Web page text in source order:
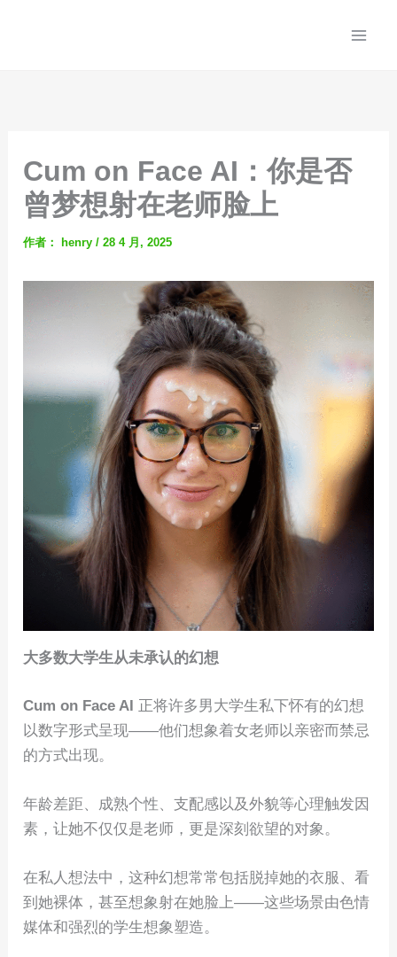
Cum on Face AI：你是否
曾梦想射在老师脸上
作者： henry/28 4 月, 2025
大多数大学生从未承认的幻想
Cum on Face AI 正将许多男大学生私下怀有的幻想
以数字形式呈现——他们想象着女老师以亲密而禁忌
的方式出现。
年龄差距、成熟个性、支配感以及外貌等心理触发因
素，让她不仅仅是老师，更是深刻欲望的对象。
在私人想法中，这种幻想常常包括脱掉她的衣服、看
到她裸体，甚至想象射在她脸上——这些场景由色情
媒体和强烈的学生想象塑造。